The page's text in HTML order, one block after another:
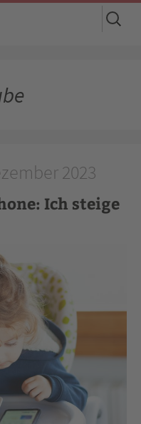
Suchen
nach:
2023
Ich steige